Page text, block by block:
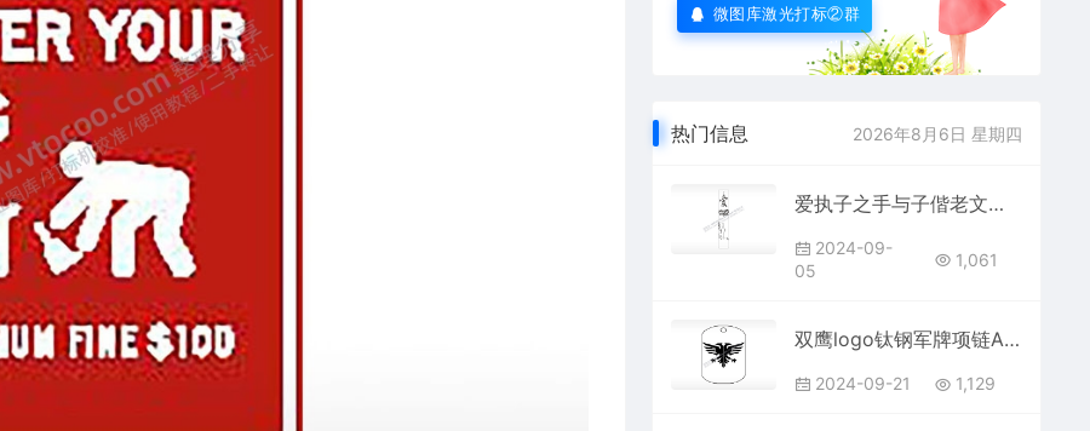
微图库激光打标②群
热门信息 2026年8月6日 星期四
爱执子之手与子偕老文字水墨画书筒竹筒AI8.0格式激光打标机打标文件通用矢量图
2024-09-
05
1,061
双鹰logo钛钢军牌项链AI8.0格式激光打标文件通用矢量图
2024-09-21 1,129